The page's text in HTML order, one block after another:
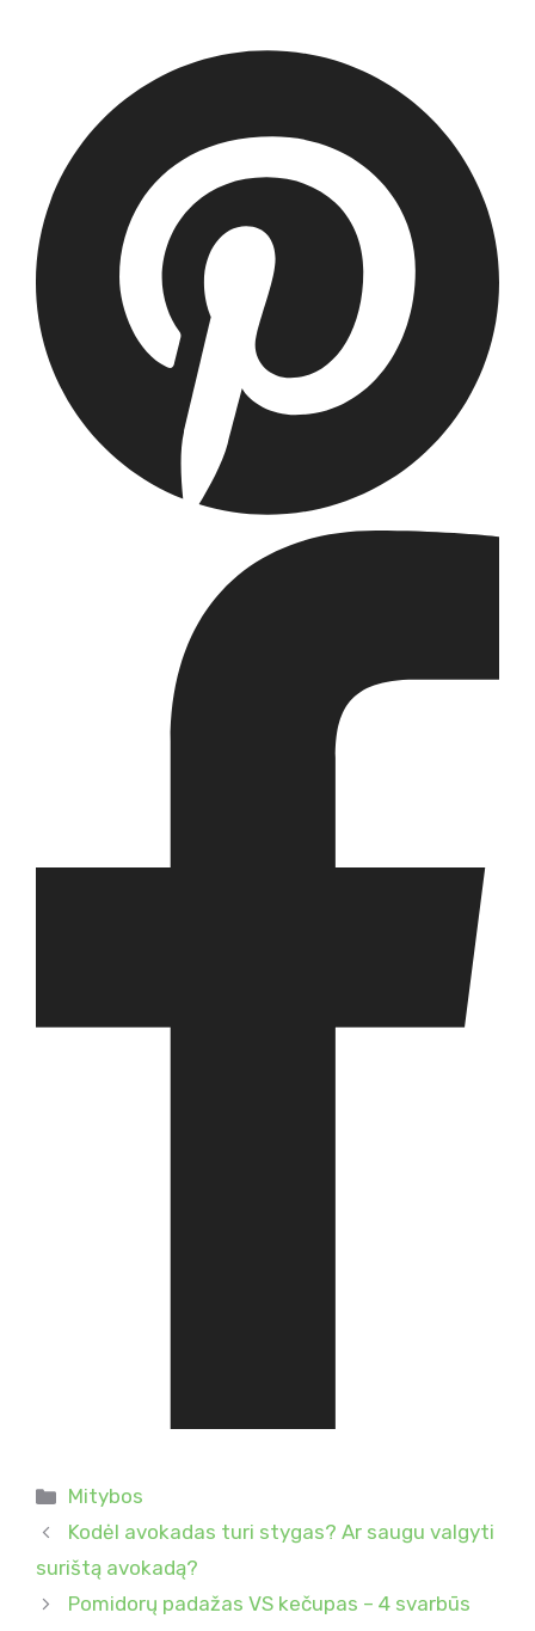
Kategorijos
Mitybos
Kodėl avokadas turi stygas? Ar saugu valgyti
surištą avokadą?
Pomidorų padažas VS kečupas – 4 svarbūs